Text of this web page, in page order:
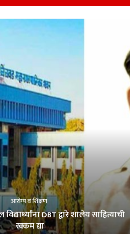
आरोग्य व शिक्षण
DBT द्वारे शालेय साहित्याची
रक्कम द्या